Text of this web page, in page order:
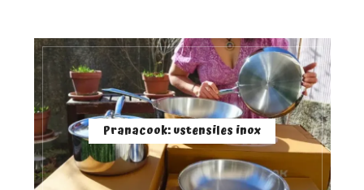
Pranacook: ustensiles inox